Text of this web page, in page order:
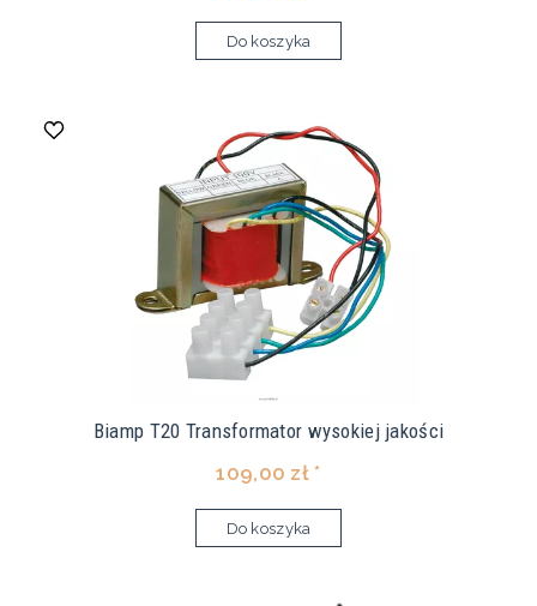
Do koszyka
Biamp T20 Transformator wysokiej jakości
109,00 zł *
Do koszyka